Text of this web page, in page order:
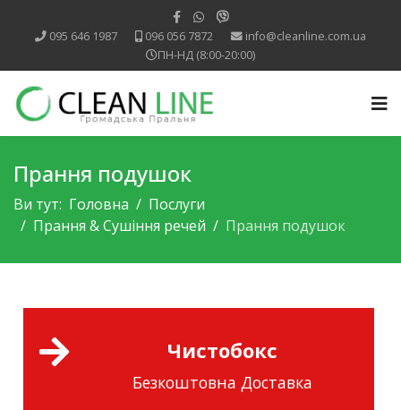
095 646 1987 096 056 7872
info@cleanline.com.ua
ПН-НД (8:00-20:00)
Прання подушок
Ви тут: Головна
Послуги
Прання & Cушіння речей
Прання подушок
Чистобокс
Безкоштовна Доставка